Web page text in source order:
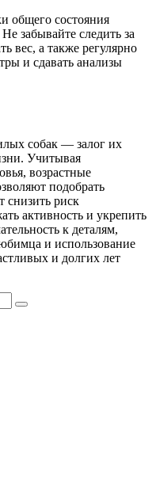
общего состояния
забывайте следить за
вес, а также регулярно
и сдавать анализы
собак — залог их
Учитывая
возрастные
подобрать
снизить риск
активность и укрепить
к деталям,
и использование
и долгих лет